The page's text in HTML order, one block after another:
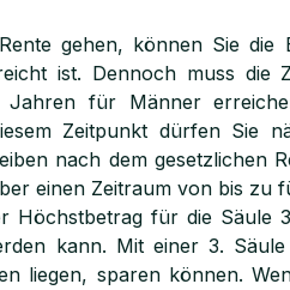
gehen, können Sie die
ist. Dennoch muss
für Männer
Zeitpunkt dürfen Sie
nach dem gesetzlichen
einen Zeitraum von bis zu
Höchstbetrag für die
kann. Mit einer 3.
liegen, sparen können.